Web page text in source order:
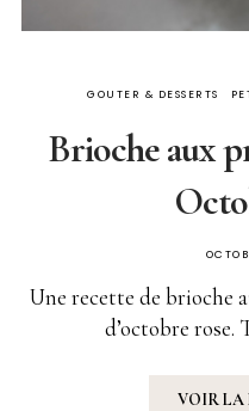
GOUTER & DESSERTS
Brioche aux
PUBLIÉ
SUR
Une recette de brioche
d’octobre rose.
VOIR LA